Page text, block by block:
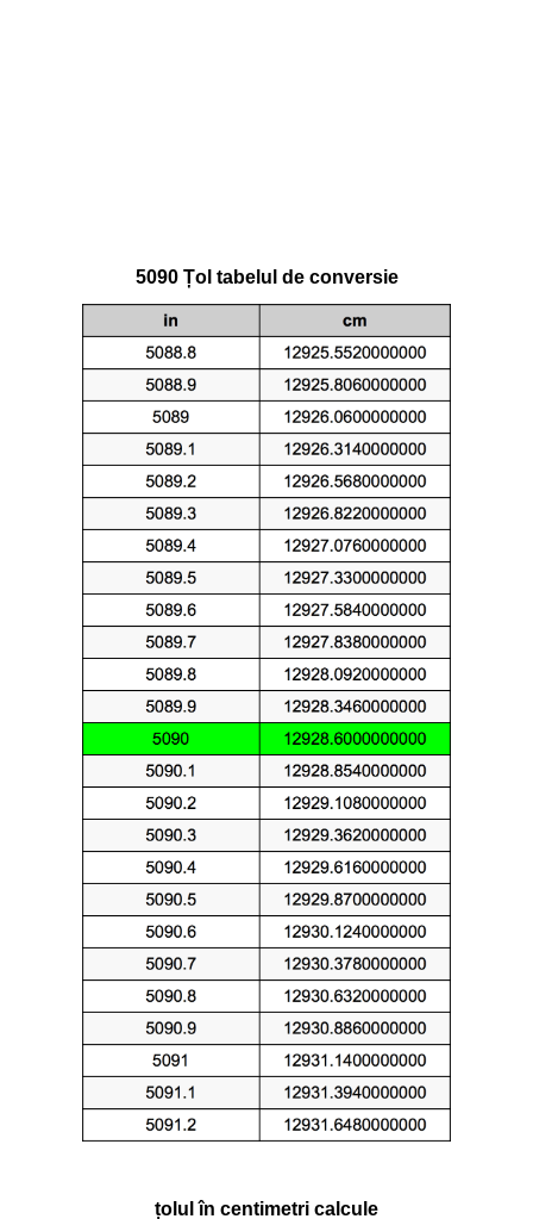
5090 Țol tabelul de conversie
țolul în centimetri calcule